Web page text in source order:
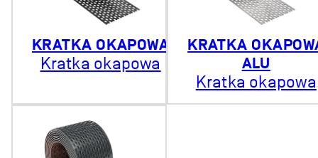
KRATKA OKAPOWA
Kratka okapowa
KRATKA
ALU
Kratka okapowa